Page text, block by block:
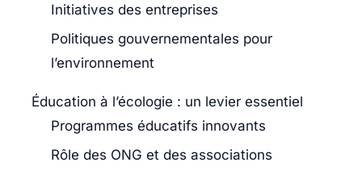
Initiatives des entreprises
Politiques gouvernementales pour
l’environnement
Éducation à l’écologie : un levier essentiel
Programmes éducatifs innovants
Rôle des ONG et des associations